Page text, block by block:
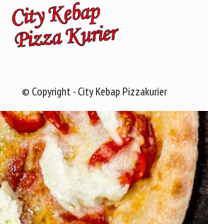
© Copyright - City Kebap Pizzakurier